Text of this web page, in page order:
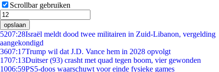
Scrollbar gebruiken
opslaan
5207:28Israël meldt dood twee militairen in Zuid-Libanon, vergelding
aangekondigd
3607:17Trump wil dat J.D. Vance hem in 2028 opvolgt
1707:13Duitser (93) crasht met quad tegen boom, vier gewonden
1006:59PS5-doos waarschuwt voor einde fysieke games